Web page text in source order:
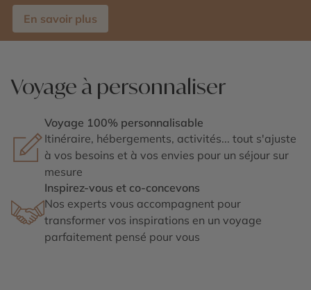
En savoir plus
Voyage à personnaliser
Voyage 100% personnalisable
Itinéraire, hébergements, activités... tout s'ajuste
à vos besoins et à vos envies pour un séjour sur
mesure
Inspirez-vous et co-concevons
Nos experts vous accompagnent pour
transformer vos inspirations en un voyage
parfaitement pensé pour vous